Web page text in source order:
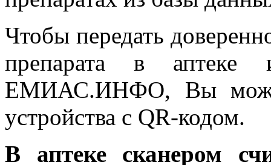
Чтобы передать
препарата в аптеке
ЕМИАС.ИНФО, Вы
устройства с QR-кодом.
В аптеке сканером